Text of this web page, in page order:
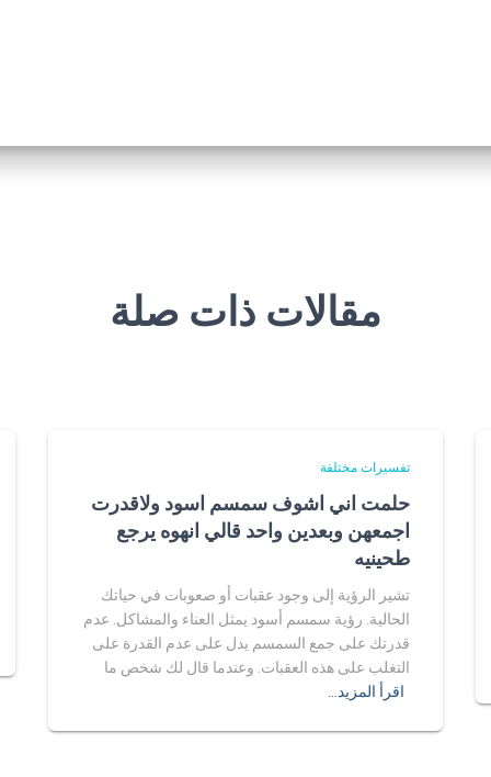
مقالات ذات صلة
تفسيرات مختلفة
حلمت اني اشوف سمسم اسود ولاقدرت
اجمعهن وبعدين واحد قالي انهوه يرجع
طحينيه
تشير الرؤية إلى وجود عقبات أو صعوبات في حياتك
الحالية. رؤية سمسم أسود يمثل العناء والمشاكل. عدم
قدرتك على جمع السمسم يدل على عدم القدرة على
التغلب على هذه العقبات. وعندما قال لك شخص ما
اقرأ المزيد…